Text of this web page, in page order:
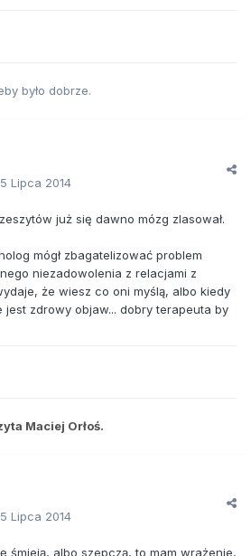
było dobrze.
Lipca 2014
już się dawno mózg zlasował.
mógł zbagatelizować problem
niezadowolenia z relacjami z
że wiesz co oni myślą, albo kiedy
jest zdrowy objaw... dobry terapeuta by
Maciej Orłoś.
Lipca 2014
śmieją, albo szepczą, to mam wrażenie,